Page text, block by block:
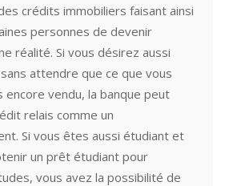
crédits immobiliers faisant ainsi
personnes de devenir
réalité. Si vous désirez aussi
attendre que ce que vous
encore vendu, la banque peut
relais comme un
Si vous êtes aussi étudiant et
un prêt étudiant pour
vous avez la possibilité de